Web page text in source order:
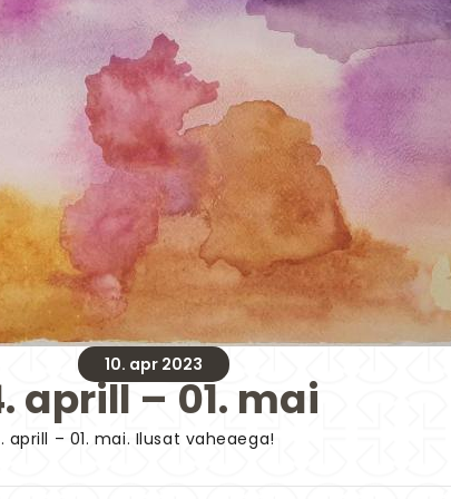
10. apr 2023
aprill – 01. mai
– 01. mai. Ilusat vaheaega!